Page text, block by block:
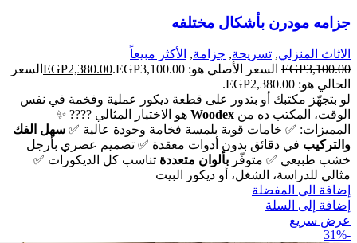
جزامه مودرن بأشكال مختلفه
الاثاث المنزلي, تسريحة, جزامة, الأكثر مبيعاً
EGP3,100.00 السعر الأصلي هو: EGP3,100.00. EGP2,380.00
السعر
الحالي هو: EGP2,380.00.
لو بتجهّز مكتبك أو بتدور على قطعة ديكور عملية وفخمة في نفس
الوقت، المكتب ده من Woodex هو الاختيار المثالي ???? ✨
المميزات: ✅ خامات قوية بلمسة فخامة وجودة عالية ✅ سهل الفك
والتركيب في دقائق بدون أدوات معقدة ✅ تصميم عصري بأرجل
خشب طبيعي ✅ متوفّر بألوان متعددة تناسب كل الديكورات ✅
مثالي للدراسة، الشغل، أو ديكور البيت
إضافة الى المفضلة
إضافة إلى السلة
عرض سريع
-31%